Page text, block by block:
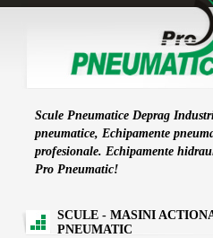
Scule Pneumatice Deprag
pneumatice, Echipamente
profesionale. Echipamente
Pro Pneumatic!
SCULE - MASINI
PNEUMATIC